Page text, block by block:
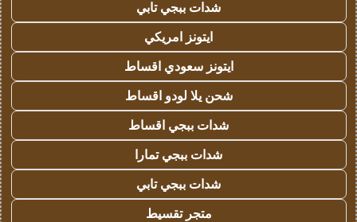
شدات ببجي تابي
ايتونز امريكي
ايتونز سعودي اقساط
شحن يلا لودو اقساط
شدات ببجي اقساط
شدات ببجي تمارا
شدات ببجي تابي
متجر تقسيط